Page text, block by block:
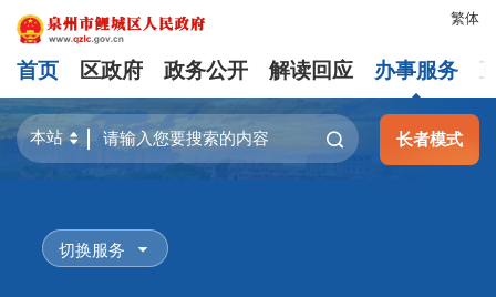
繁体
首页 区政府 政务公开 解读回应 办事服务
长者模式
切换服务